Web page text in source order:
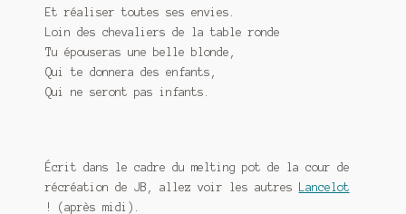
Et réaliser toutes ses envies.
Loin des chevaliers de la table ronde
Tu épouseras une belle blonde,
Qui te donnera des enfants,
Qui ne seront pas infants.
Écrit dans le cadre du melting pot de la cour de
récréation de JB, allez voir les autres
Lancelot
! (après midi).